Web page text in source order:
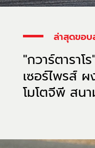
ล่าสุดขอบ
"กวาร์ตาราโ
เซอร์ไพรส์
โมโตจีพี สน